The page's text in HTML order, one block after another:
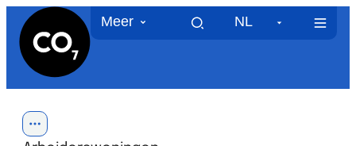
Naar inhoud
CO7 Meer NL
Toon alle broodkruimel items